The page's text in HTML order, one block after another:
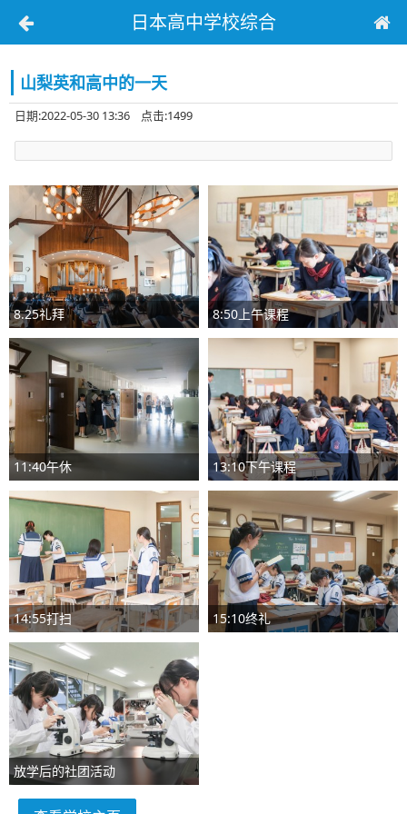
日本高中学校综合
山梨英和高中的一天
日期:2022-05-30 13:36 点击:1499
8.25礼拜 8:50上午课程
11:40午休 13:10下午课程
14:55打扫 15:10终礼
放学后的社团活动